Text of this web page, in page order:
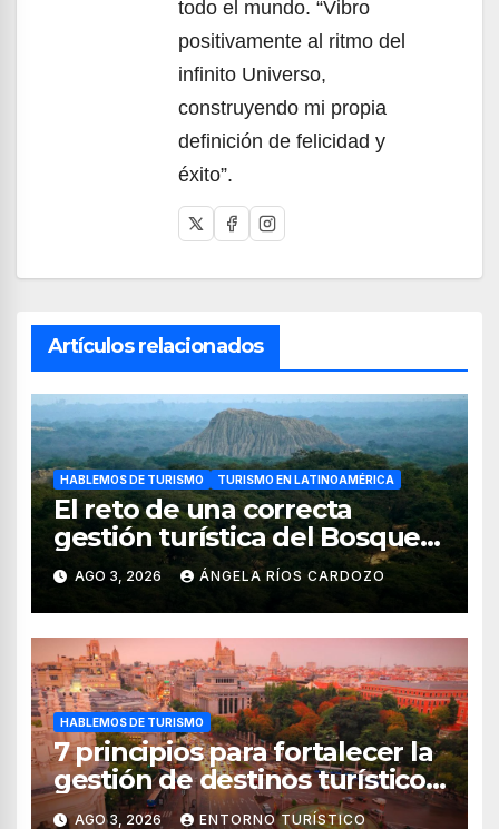
todo el mundo. “Vibro
positivamente al ritmo del
infinito Universo,
construyendo mi propia
definición de felicidad y
éxito”.
Artículos relacionados
HABLEMOS DE TURISMO TURISMO EN LATINOAMÉRICA
El reto de una correcta
gestión turística del Bosque
de Pomac (en Perú)
AGO 3, 2026 ÁNGELA RÍOS CARDOZO
HABLEMOS DE TURISMO
7 principios para fortalecer la
gestión de destinos turísticos,
según el WTTC
AGO 3, 2026 ENTORNO TURÍSTICO